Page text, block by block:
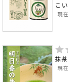
こ
現
抹
現